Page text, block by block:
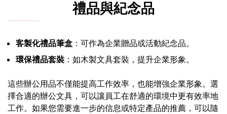
禮品與紀念品
客製化禮品筆盒 ：可作為企業贈品或活動紀念品。
環保禮品套裝 ：如木製文具套裝，提升企業形象。
這些辦公用品不僅能提高工作效率，也能增強企業形象。選
擇合適的辦公文具，可以讓員工在舒適的環境中更有效率地
工作。如果您需要進一步的信息或特定產品的推薦，可以隨